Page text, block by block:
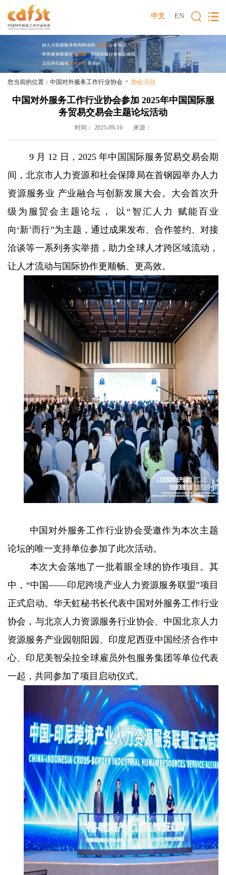
中文 EN
您当前的位置： 中国对外服务工作行业协会 > 协会活动
中国对外服务工作行业协会参加 2025年中国国际服
务贸易交易会主题论坛活动
时间： 2025-09-16 来源：
9 月 12 日，2025 年中国国际服务贸易交易会期
间，北京市人力资源和社会保障局在首钢园举办人力
资源服务业 产业融合与创新发展大会。大会首次升
级为服贸会主题论坛， 以“智汇人力 赋能百业
向‘新’而行”为主题，通过成果发布、合作签约、对接
洽谈等一系列务实举措，助力全球人才跨区域流动，
让人才流动与国际协作更顺畅、更高效。
中国对外服务工作行业协会受邀作为本次主题
论坛的唯一支持单位参加了此次活动。
本次大会落地了一批着眼全球的协作项目。其
中，“中国——印尼跨境产业人力资源服务联盟”项目
正式启动。华天虹秘书长代表中国对外服务工作行业
协会，与北京人力资源服务行业协会、中国北京人力
资源服务产业园朝阳园、印度尼西亚中国经济合作中
心、印尼美智朵拉全球雇员外包服务集团等单位代表
一起，共同参加了项目启动仪式。